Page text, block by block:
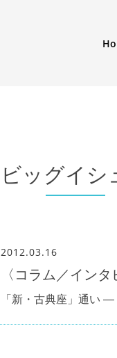
ビッグイシ
2012.03.16
〈コラム／インタ
「新・古典座」通